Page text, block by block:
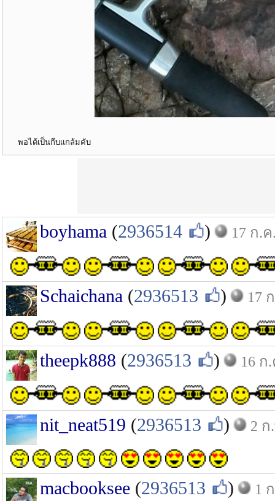
พอได้เป็นกีบแกล้มคับ
boyhama (2936514 ) 17 ก.ค
Schaichana (2936513 ) 17
theepk888 (2936513 ) 16 ก
nit_neat519 (2936513 ) 2 ก
macbooksee (2936513 ) 1